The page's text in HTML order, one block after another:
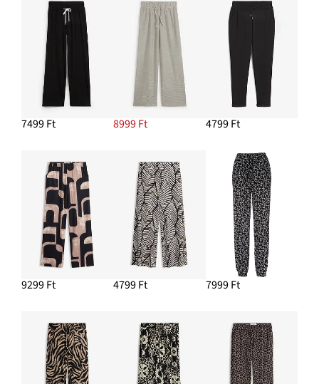
7499 Ft 8999 Ft 4799 Ft
9299 Ft 4799 Ft 7999 Ft